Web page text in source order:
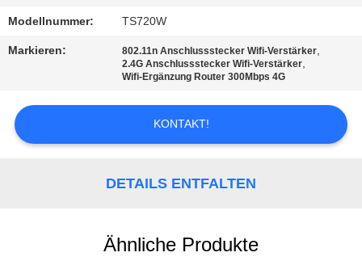
ZITAT
VR
Modellnummer: TS720W
Markieren: 802.11n Anschlussstecker Wifi-Verstärker,
2.4G Anschlussstecker Wifi-Verstärker,
Wifi-Ergänzung Router 300Mbps 4G
KONTAKT!
DETAILS ENTFALTEN
Ähnliche Produkte